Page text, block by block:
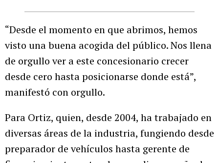
“Desde el momento en que abrimos, hemos
visto una buena acogida del público. Nos llena
de orgullo ver a este concesionario crecer
desde cero hasta posicionarse donde está”,
manifestó con orgullo.
Para Ortiz, quien, desde 2004, ha trabajado en
diversas áreas de la industria, fungiendo desde
preparador de vehículos hasta gerente de